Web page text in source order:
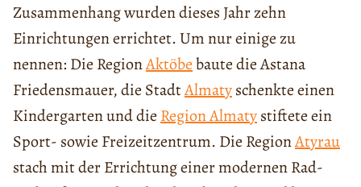
Zusammenhang wurden dieses Jahr zehn
Einrichtungen errichtet. Um nur einige zu
nennen: Die RegionAktöbebaute die Astana
Friedensmauer, die StadtAlmatyschenkte einen
Kindergarten und die Region Almatystiftete ein
Sport- sowie Freizeitzentrum. Die RegionAtyrau
stach mit der Errichtung einer modernen Rad-